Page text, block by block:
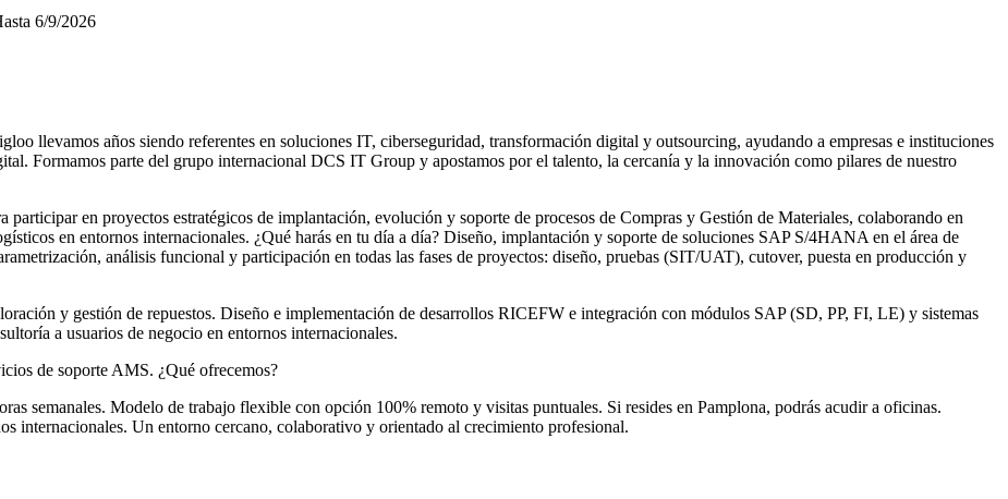
6/9/2026
llevamos años siendo referentes en soluciones IT, ciberseguridad, transformación digital y outsourcing, ayudando a empresas e instituciones
Formamos parte del grupo internacional DCS IT Group y apostamos por el talento, la cercanía y la innovación como pilares de nuestro
en proyectos estratégicos de implantación, evolución y soporte de procesos de Compras y Gestión de Materiales, colaborando en
en entornos internacionales. ¿Qué harás en tu día a día? Diseño, implantación y soporte de soluciones SAP S/4HANA en el área de
análisis funcional y participación en todas las fases de proyectos: diseño, pruebas (SIT/UAT), cutover, puesta en producción y
y gestión de repuestos. Diseño e implementación de desarrollos RICEFW e integración con módulos SAP (SD, PP, FI, LE) y sistemas
a usuarios de negocio en entornos internacionales.
de soporte AMS. ¿Qué ofrecemos?
semanales. Modelo de trabajo flexible con opción 100% remoto y visitas puntuales. Si resides en Pamplona, podrás acudir a oficinas.
internacionales. Un entorno cercano, colaborativo y orientado al crecimiento profesional.